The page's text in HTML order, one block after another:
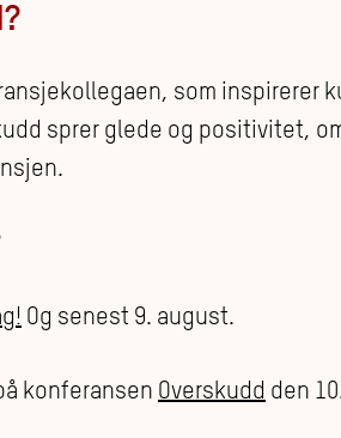
som inspirerer
sprer glede og positivitet,
Og senest 9. august.
konferansen Overskudd den